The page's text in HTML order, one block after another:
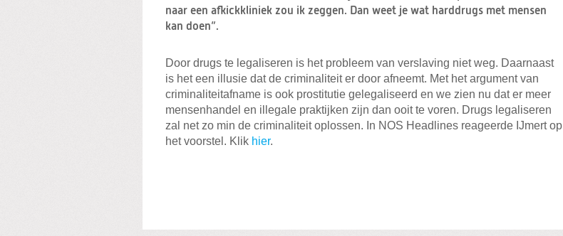
naar een afkickkliniek zou ik zeggen. Dan weet je wat harddrugs met mensen
kan doen”.
Door drugs te legaliseren is het probleem van verslaving niet weg. Daarnaast
is het een illusie dat de criminaliteit er door afneemt. Met het argument van
criminaliteitafname is ook prostitutie gelegaliseerd en we zien nu dat er meer
mensenhandel en illegale praktijken zijn dan ooit te voren. Drugs legaliseren
zal net zo min de criminaliteit oplossen. In NOS Headlines reageerde IJmert op
het voorstel. Klik hier.